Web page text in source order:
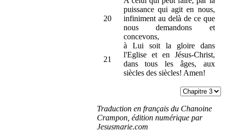
20
puissance qui agit en nous,
infiniment au delà de ce que
nous demandons et
concevons,
21
à Lui soit la gloire dans
l'Eglise et en Jésus-Christ,
dans tous les âges, aux
siècles des siècles! Amen!
Traduction en français du Chanoine
Crampon, édition numérique par
Jesusmarie.com